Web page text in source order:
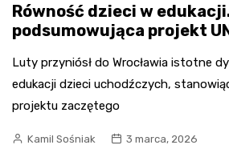
Równość dzieci w
podsumowująca projekt
Luty przyniósł do Wrocławia istotne
edukacji dzieci uchodźczych,
projektu zaczętego
Kamil Sośniak 3 marca, 2026